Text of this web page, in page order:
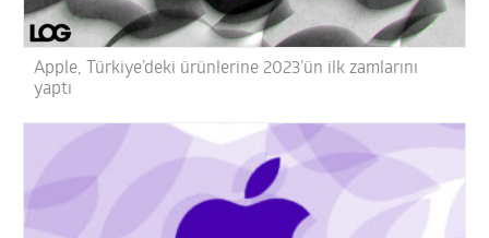
Apple, Türkiye’deki ürünlerine 2023’ün ilk zamlarını
yaptı